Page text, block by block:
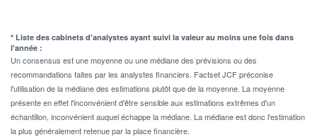
* Liste des cabinets d'analystes ayant suivi la valeur au moins une fois dans
l'année :
Un consensus est une moyenne ou une médiane des prévisions ou des
recommandations faites par les analystes financiers. Factset JCF préconise
l'utilisation de la médiane des estimations plutôt que de la moyenne. La moyenne
présente en effet l'inconvénient d'être sensible aux estimations extrêmes d'un
échantillon, inconvénient auquel échappe la médiane. La médiane est donc l'estimation
la plus généralement retenue par la place financière.